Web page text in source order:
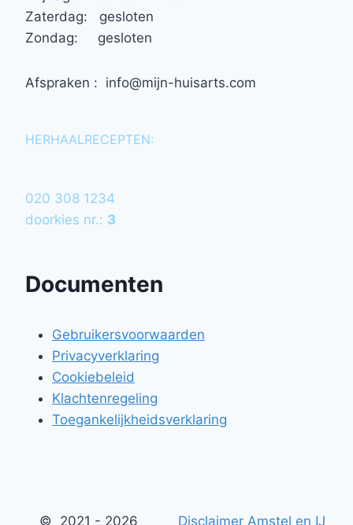
Zaterdag: gesloten
Zondag: gesloten
Afspraken : info@mijn-huisarts.com
HERHAALRECEPTEN:
020 308 1234
doorkies nr.: 3
Documenten
Gebruikersvoorwaarden
Privacyverklaring
Cookiebeleid
Klachtenregeling
Toegankelijkheidsverklaring
© 2021 - 2026 Disclaimer Amstel en IJ